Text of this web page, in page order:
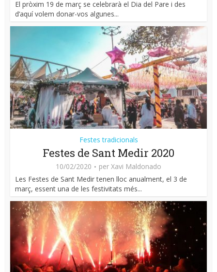
El pròxim 19 de març se celebrarà el Dia del Pare i des
d’aquí volem donar-vos algunes...
Festes tradicionals
Festes de Sant Medir 2020
10/02/2020 per Xavi Maldonado
Les Festes de Sant Medir tenen lloc anualment, el 3 de
març, essent una de les festivitats més...